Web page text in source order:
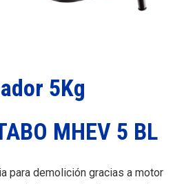
5Kg
MHEV 5 BL
para demolición gracias a motor